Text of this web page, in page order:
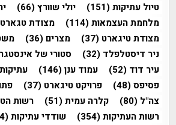
טיול עתיקות(151) יולי שוורץ(66)
מלחמת העצמאות(114) מצודת טגארט
מצודת טיגארט (37) מצרים (36)
ניר דיסטלפלד (32) סטורי של
עיר דוד (52) עמוד ענן(146) עתיקות
פסיפס(48) פרויקט טיגארט (37)
צה"ל (80) קלרה עמית(51) רשות
רשות העתיקות(354) שודדי עתיקות(44)